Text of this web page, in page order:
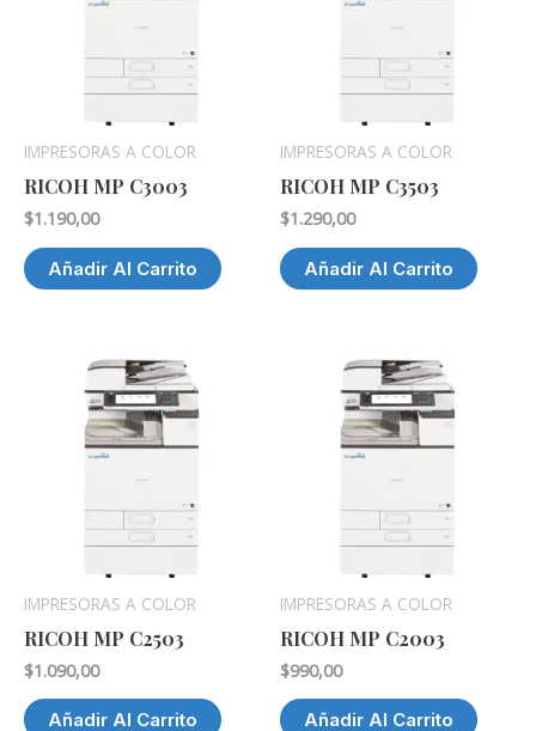
IMPRESORAS A COLOR
RICOH MP C3003
$1.190,00
Añadir Al Carrito
IMPRESORAS A COLOR
RICOH MP C3503
$1.290,00
Añadir Al Carrito
IMPRESORAS A COLOR
RICOH MP C2503
$1.090,00
Añadir Al Carrito
IMPRESORAS A COLOR
RICOH MP C2003
$990,00
Añadir Al Carrito